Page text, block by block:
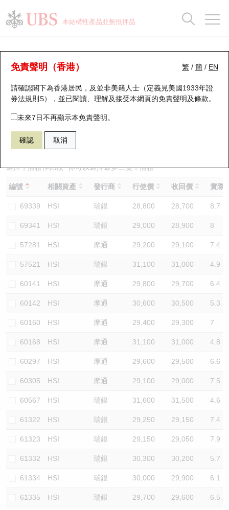
本結構性產品並無抵押品
繁 / 簡 / EN
免責聲明（香港）
請確認閣下為香港居民，及並非美籍人士（定義見美國1933年證
券法規則S），並已閱讀、理解及接受本網頁的免責聲明及條款。
未來7日不再顯示本免責聲明。
確認 取消
牛熊證分析儀
表現 街貨統計 比較
69986 瑞銀熊證 HSI 恒生指數
選擇牛熊證作比較 *你可以選擇最多三隻牛熊證
編號 相關資產 發行商 行使價 收回價 實際
69339 HSI 瑞銀 28,800 28,700 8.7
69341 HSI 瑞銀 29,000 28,900 8
57281 HSI 摩通 29,200 29,100 7.4
57521 HSI 瑞銀 31,100 31,000 4.9
60141 HSI 摩通 29,800 29,700 6.4
60142 HSI 摩通 30,600 30,500 5.3
60160 HSI 摩通 29,400 29,300 7
60168 HSI 摩通 31,100 31,000 4.8
60297 HSI 摩通 29,600 29,500 6.6
60305 HSI 摩通 29,100 29,000 7.5
60567 HSI 瑞銀 31,600 31,500 4.6
61322 HSI 瑞銀 29,250 29,150 7.4
61323 HSI 瑞銀 29,150 29,050 7.9
61332 HSI 瑞銀 30,300 30,200 5.7
61334 HSI 瑞銀 30,000 29,900 6.1
61335 HSI 瑞銀 29,700 29,600 6.5
瑞銀認股證一覽
新發行瑞銀認股證
即將到期認股證
認股證到期結算價查詢
認股證分析儀
認股證速算機
認股證/牛熊證日誌
認股證文件及公告
街貨統計
比較
牛熊全景快搜
牛熊證搜尋
牛熊證街貨分佈圖
正股牛熊證列表
新發行瑞銀牛熊證
已收回牛熊證剩餘價值
牛熊證到期結算價查詢
牛熊證分析儀
牛熊證文件及公告
牛熊證文件及公告 (瑞信)
街貨統計
比較
十大升幅/跌幅
十大認股證成交分佈
十天股證佔大市成交
資金流
街貨統計
三十大平均引伸波幅
正股分析儀
二十大活躍股份
恒指成份股
國指成份股
科指成份股
相關資產沽空
中資ETFs溢價比較
AH 股價對照
ADR
收市競價變化
持股比重
顯示所有持股比重
每月輪證大市專題
輪證專欄
講座及教育短片
認股證投資者教育
牛熊證投資者教育
認股證牛熊證常問問題